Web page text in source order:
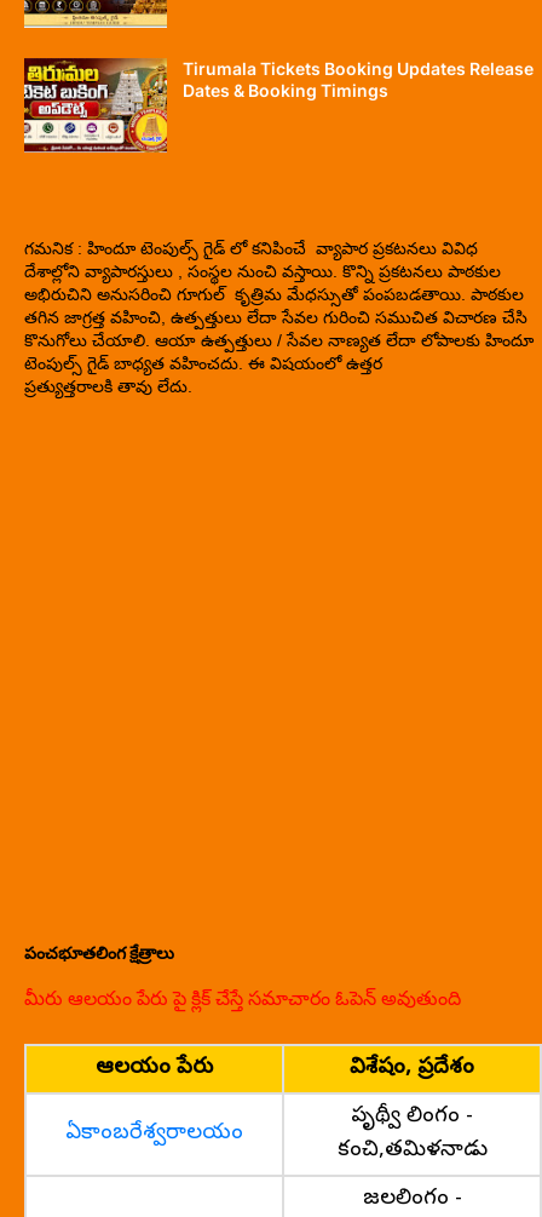
Tirumala Tickets Booking Updates Release
Dates & Booking Timings
గమనిక : హిందూ టెంపుల్స్ గైడ్ లో కనిపించే వ్యాపార ప్రకటనలు వివిధ
దేశాల్లోని వ్యాపారస్తులు , సంస్థల నుంచి వస్తాయి. కొన్ని ప్రకటనలు పాఠకుల
అభిరుచిని అనుసరించి గూగుల్ కృత్రిమ మేధస్సుతో పంపబడతాయి. పాఠకుల
తగిన జాగ్రత్త వహించి, ఉత్పత్తులు లేదా సేవల గురించి సముచిత విచారణ చేసి
కొనుగోలు చేయాలి. ఆయా ఉత్పత్తులు / సేవల నాణ్యత లేదా లోపాలకు హిందూ
టెంపుల్స్ గైడ్ బాధ్యత వహించదు. ఈ విషయంలో ఉత్తర
ప్రత్యుత్తరాలకి తావు లేదు.
పంచభూతలింగ క్షేత్రాలు
మీరు ఆలయం పేరు పై క్లిక్ చేస్తే సమాచారం ఓపెన్ అవుతుంది
ఆలయం పేరు విశేషం, ప్రదేశం
ఏకాంబరేశ్వరాలయం
పృథ్వీ లింగం -
కంచి,తమిళనాడు
జలలింగం -